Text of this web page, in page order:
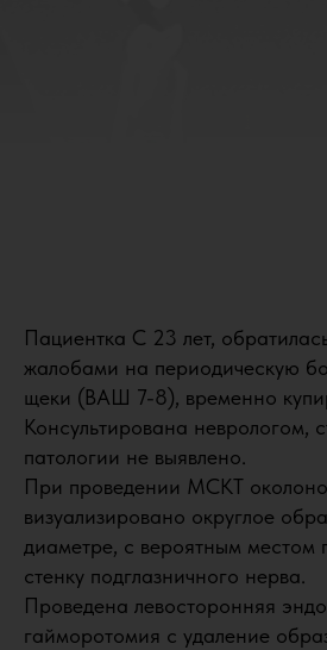
Пациентка С 23 лет,
жалобами на периодическую
щеки (ВАШ 7-8), временно
Консультирована неврологом,
патологии не выявлено.
При проведении МСКТ
визуализировано округлое
диаметре, с вероятным местом
стенку подглазничного нерва.
Проведена левосторонняя
гайморотомия с удаление